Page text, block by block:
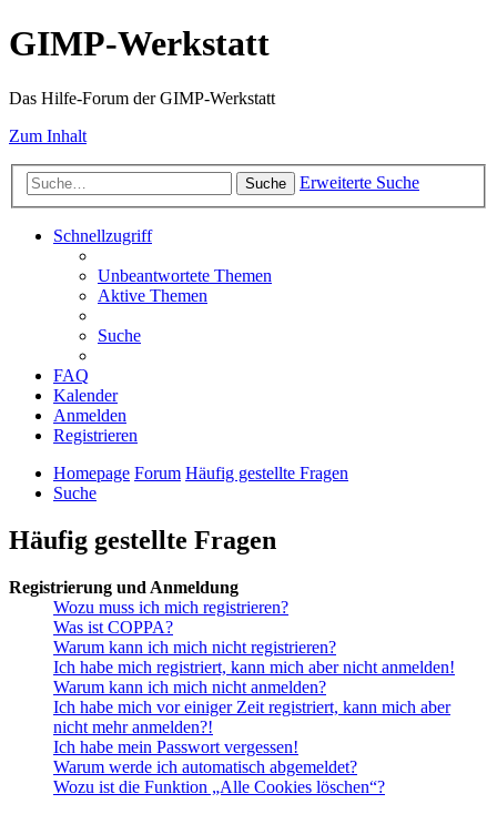
GIMP-Werkstatt
Das Hilfe-Forum der GIMP-Werkstatt
Zum Inhalt
Suche Erweiterte Suche
Schnellzugriff
Unbeantwortete Themen
Aktive Themen
Suche
FAQ
Kalender
Anmelden
Registrieren
Homepage Forum Häufig gestellte Fragen
Suche
Häufig gestellte Fragen
Registrierung und Anmeldung
Wozu muss ich mich registrieren?
Was ist COPPA?
Warum kann ich mich nicht registrieren?
Ich habe mich registriert, kann mich aber nicht anmelden!
Warum kann ich mich nicht anmelden?
Ich habe mich vor einiger Zeit registriert, kann mich aber
nicht mehr anmelden?!
Ich habe mein Passwort vergessen!
Warum werde ich automatisch abgemeldet?
Wozu ist die Funktion „Alle Cookies löschen“?